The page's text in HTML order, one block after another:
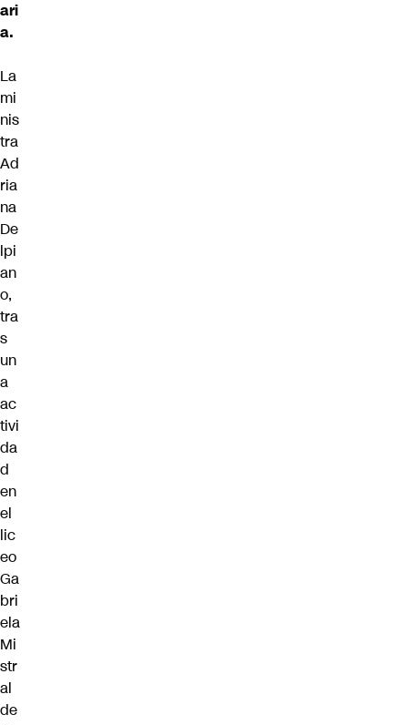
ari
a.
La
mi
nis
tra
Ad
ria
na
De
lpi
an
o,
tra
s
un
a
ac
tivi
da
d
en
el
lic
eo
Ga
bri
ela
Mi
str
al
de